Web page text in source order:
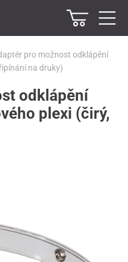
pro možnost odklápění
na druky)
odklápění
plexi (čirý,